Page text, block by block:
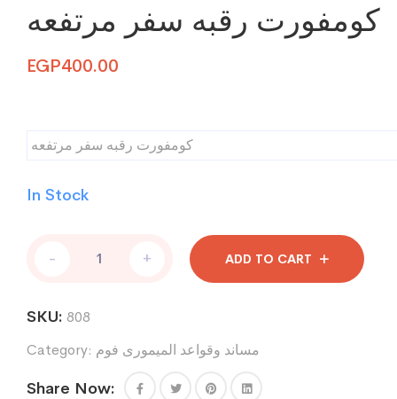
كومفورت رقبه سفر مرتفعه
EGP400.00
كومفورت رقبه سفر مرتفعه
In Stock
quantity
- + ADD TO CART
SKU: 808
Category: مساند وقواعد الميمورى فوم
Share Now: